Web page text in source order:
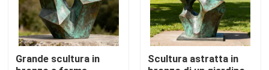
Controllo di qualità
Contattaci
Grande scultura in
Scultura astratta in